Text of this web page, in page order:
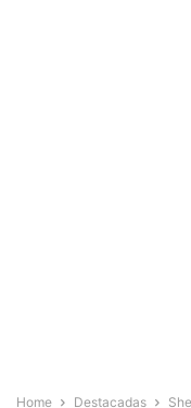
Home Destacadas